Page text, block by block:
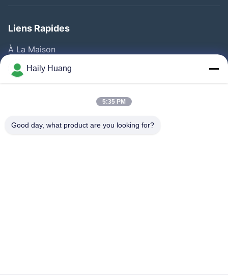
Liens Rapides
À La Maison
Produits
Vidéos
Visite D'usine
Haily Huang
5:35 PM
Good day, what product are you looking for?